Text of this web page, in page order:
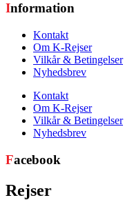
Information
Kontakt
Om K-Rejser
Vilkår & Betingelser
Nyhedsbrev
Kontakt
Om K-Rejser
Vilkår & Betingelser
Nyhedsbrev
Facebook
Rejser